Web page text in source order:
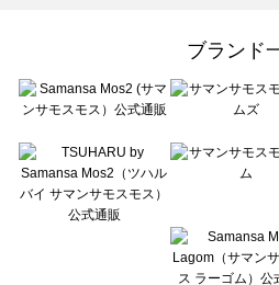
Te chichi（テチチ）の一覧
Te chichi CLASSIC（テチチ クラシック）の一覧
Lugnoncure（ルノンキュール）の一覧
BETTY'S BLUE（べティーズブルー）の一覧
Wpc.（ワールドパーティー）の一覧
ブランド